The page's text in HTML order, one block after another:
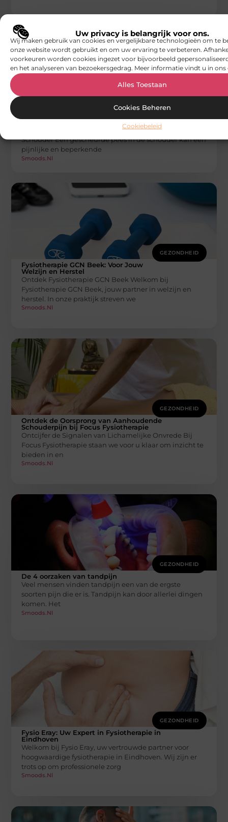
Uw privacy is belangrijk voor ons.
Wij maken gebruik van cookies en vergelijkbare technologieën om te
onze website wordt gebruikt en om uw ervaring te verbeteren.
voorkeuren worden cookies ingezet voor bijvoorbeeld
en het analyseren van bezoekersgedrag. Meer informatie vindt u in ons
Alles Toestaan
Cookies Beheren
Cookiebeleid
GEZONDHEID
Focus Fysiotherapie: Herstel van een
Fysiotherapie
Het Probleem van een Gescheurde Pees in de
Schouder Een gescheurde pees in de schouder kan een
pijnlijke en beperkende
Smoods.nl
GEZONDHEID
Fysiotherapie GCN Beek: Voor Jouw
Welzijn en Herstel
Ontdek Fysiotherapie GCN Beek Welkom bij
Fysiotherapie GCN Beek, jouw partner in welzijn en
herstel. In onze praktijk streven we
Smoods.nl
GEZONDHEID
Ontdek de Oorsprong van Aanhoudende
Schouderpijn bij Focus Fysiotherapie
Ontcijfer de Signalen van Lichamelijke Onvrede Bij
Focus Fysiotherapie staan we voor u klaar om inzicht te
bieden in en
Smoods.nl
GEZONDHEID
De 4 oorzaken van tandpijn
Veel mensen vinden tandpijn een van de ergste
soorten pijn die er is. Tandpijn kan door allerlei dingen
komen. Het
Smoods.nl
GEZONDHEID
Fysio Eray: Uw Expert in Fysiotherapie in
Eindhoven
Welkom bij Fysio Eray, uw vertrouwde partner voor
hoogwaardige fysiotherapie in Eindhoven. Wij zijn er
trots op om professionele zorg
Smoods.nl